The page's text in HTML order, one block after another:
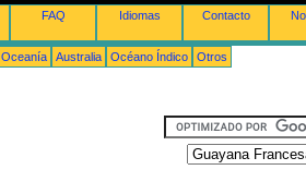
FAQ Idiomas Contacto
Oceanía Australia Océano Índico Otros